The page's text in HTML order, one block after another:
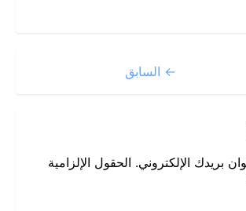
← السابق
بريدك الإلكتروني. الحقول الإلزامية